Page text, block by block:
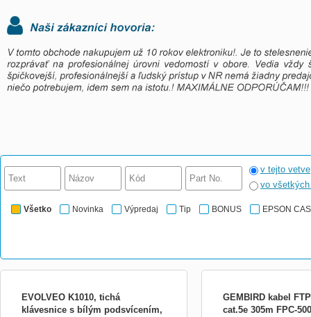
v tejto vetve
vo
Všetko Novinka Výpredaj Tip BONUS EPSON
EVOLVEO K1010, tichá
klávesnice s bílým podsvícením,
GEMBIRD kabel
cat.5e 305m FPC-